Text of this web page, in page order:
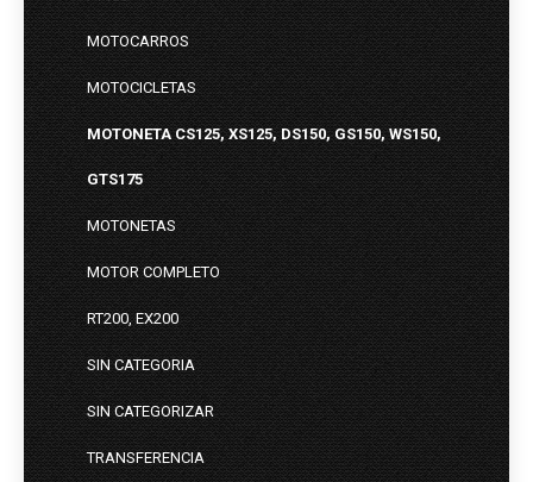
MOTOCARROS
MOTOCICLETAS
MOTONETA CS125, XS125, DS150, GS150, WS150,
GTS175
MOTONETAS
MOTOR COMPLETO
RT200, EX200
SIN CATEGORIA
SIN CATEGORIZAR
TRANSFERENCIA